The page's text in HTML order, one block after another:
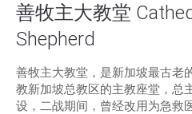
善牧主大教堂
Shepherd
善牧主大教堂，是新加坡最古老
教新加坡总教区的主教座堂，总
设，二战期间，曾经改用为急救